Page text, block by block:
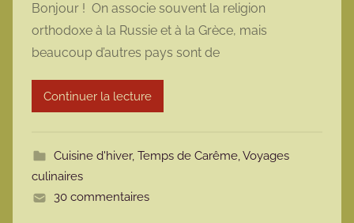
r
m
a
r
t
Bonjour ! On associe souvent la religion
orthodoxe à la Russie et à la Grèce, mais
beaucoup d’autres pays sont de
Continuer la lecture
Cuisine d'hiver, Temps de Carême,Voyages
culinaires
30 commentaires